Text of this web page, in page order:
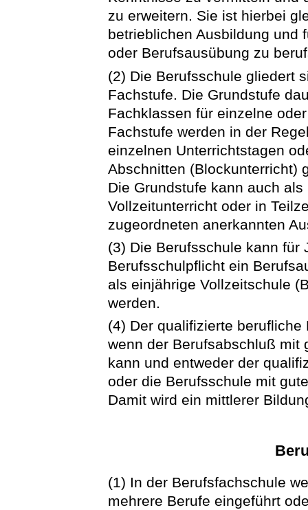
zu erweitern. Sie ist hierbei
betrieblichen Ausbildung und
oder Berufsausübung zu
(2) Die Berufsschule gliedert
Fachstufe. Die Grundstufe
Fachklassen für einzelne
Fachstufe werden in der
einzelnen Unterrichtstagen
Abschnitten (Blockunterricht)
Die Grundstufe kann auch
Vollzeitunterricht oder in
zugeordneten anerkannten
(3) Die Berufsschule kann für
Berufsschulpflicht ein
als einjährige Vollzeitschule
werden.
(4) Der qualifizierte
wenn der Berufsabschluß mit
kann und entweder der
oder die Berufsschule mit
Damit wird ein mittlerer
(1) In der Berufsfachschule
mehrere Berufe eingeführt